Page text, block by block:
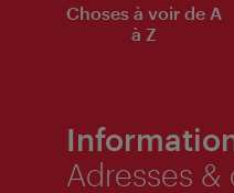
Choses à voir de A
à Z
Adresses